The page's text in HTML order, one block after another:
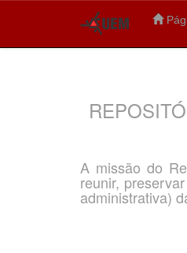
A missão do
reunir,
administrativa)